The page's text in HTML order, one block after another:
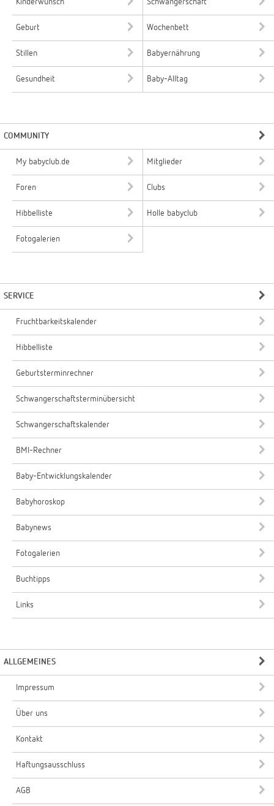
Kinderwunsch Schwangerschaft
Geburt Wochenbett
Stillen Babyernährung
Gesundheit Baby-Alltag
COMMUNITY
My babyclub.de Mitglieder
Foren Clubs
Hibbelliste Holle babyclub
Fotogalerien
SERVICE
Fruchtbarkeitskalender
Hibbelliste
Geburtsterminrechner
Schwangerschaftsterminübersicht
Schwangerschaftskalender
BMI-Rechner
Baby-Entwicklungskalender
Babyhoroskop
Babynews
Fotogalerien
Buchtipps
Links
ALLGEMEINES
Impressum
Über uns
Kontakt
Haftungsausschluss
AGB